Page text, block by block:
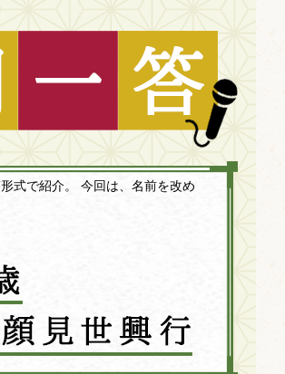
式で紹介。 今回は、名前を改め